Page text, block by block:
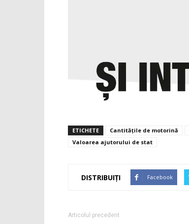
ETICHETE Cantitățile de motorină
Valoarea ajutorului de stat
DISTRIBUIȚI Facebook
Articolul precedent